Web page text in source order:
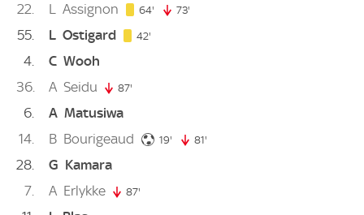
22
L Assignon 64' 64. minute
73'
55 L Ostigard 42'
4 C Wooh
36
A Seidu 87'
6 A Matusiwa
14
B Bourigeaud 19' 19. minute
81'
28 G Kamara
7
A Erlykke 87'